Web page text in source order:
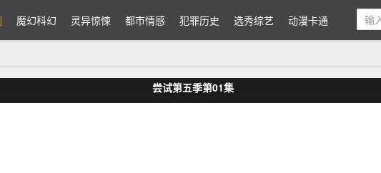
魔幻科幻 灵异惊悚 都市情感 犯罪历史 选秀综艺 动漫卡通
尝试第五季第01集